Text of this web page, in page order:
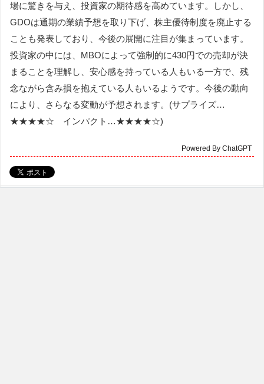
場に驚きを与え、投資家の期待感を高めています。しかし、
GDOは通期の業績予想を取り下げ、株主優待制度を廃止する
ことも発表しており、今後の展開に注目が集まっています。
投資家の中には、MBOによって強制的に430円での売却が決
まることを理解し、安心感を持っている人もいる一方で、残
念ながら含み損を抱えている人もいるようです。今後の動向
により、さらなる変動が予想されます。(サプライズ…
★★★★☆ インパクト…★★★★☆)
Powered By ChatGPT